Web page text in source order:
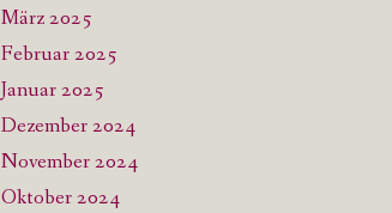
März 2025
Februar 2025
Januar 2025
Dezember 2024
November 2024
Oktober 2024